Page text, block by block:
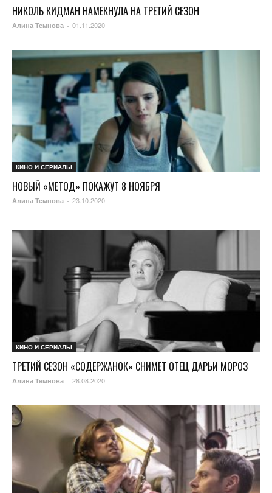
НИКОЛЬ КИДМАН НАМЕКНУЛА НА ТРЕТИЙ СЕЗОН
Алина Темнова - 01.11.2020
КИНО И СЕРИАЛЫ
НОВЫЙ «МЕТОД» ПОКАЖУТ 8 НОЯБРЯ
Алина Темнова - 23.10.2020
КИНО И СЕРИАЛЫ
ТРЕТИЙ СЕЗОН «СОДЕРЖАНОК» СНИМЕТ ОТЕЦ ДАРЬИ МОРОЗ
Алина Темнова - 28.08.2020